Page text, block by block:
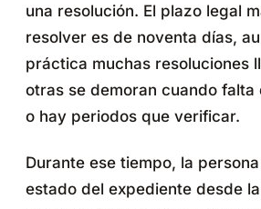
una resolución. El plazo legal
resolver es de noventa días,
práctica muchas resoluciones
otras se demoran cuando falta
o hay periodos que verificar.
Durante ese tiempo, la
estado del expediente desde